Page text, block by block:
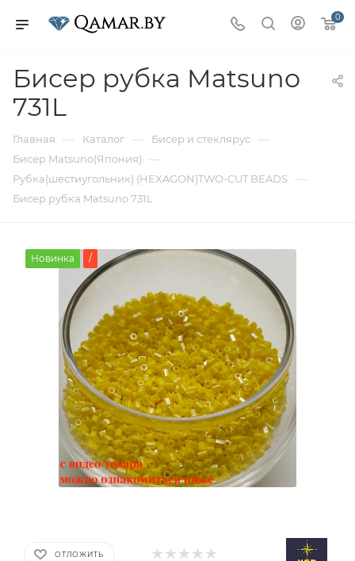
0
Бисер рубка Matsuno
731L
Главная — Каталог — Бисер и стеклярус —
Бисер Matsuno(Япония) —
Рубка(шестиугольник) (HEXAGON)TWO-CUT BEADS —
Бисер рубка Matsuno 731L
Новинка /
ОТЛОЖИТЬ